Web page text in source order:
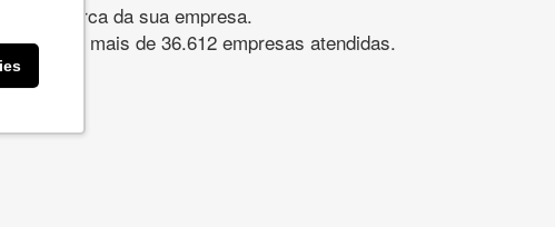
logomarca da sua empresa.
São mais de 36.612 empresas atendidas.